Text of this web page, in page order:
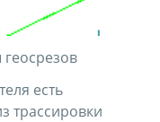
есть
трассировки